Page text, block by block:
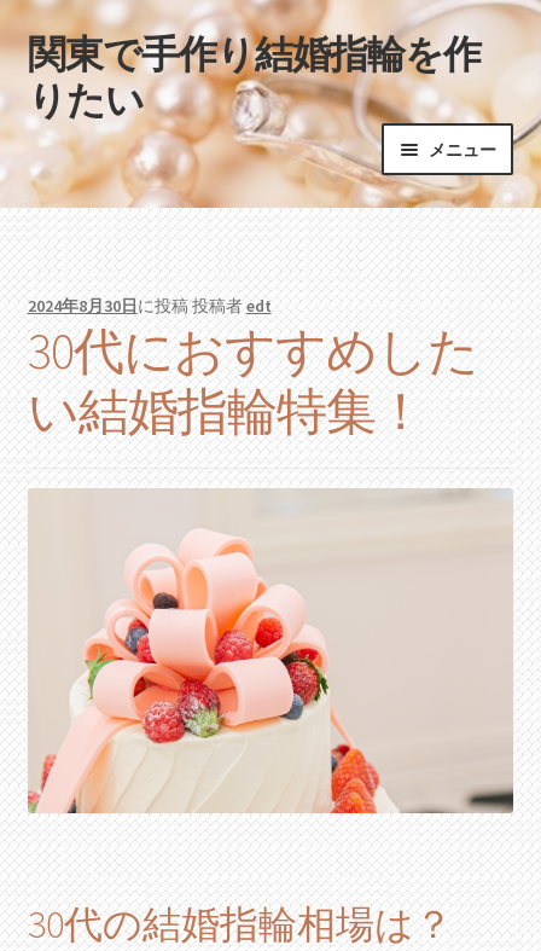
ナ
ビ
ゲ
ー
シ
ョ
ン
へ
ス
キ
ッ
プ
コ
ン
テ
ン
ツ
へ
ス
キ
ッ
プ
関東で手作り結婚指輪を作
りたい
メニュー
ホーム
2024年8月30日に投稿投稿者edt
30代におすすめした
い結婚指輪特集！
30代の結婚指輪相場は？